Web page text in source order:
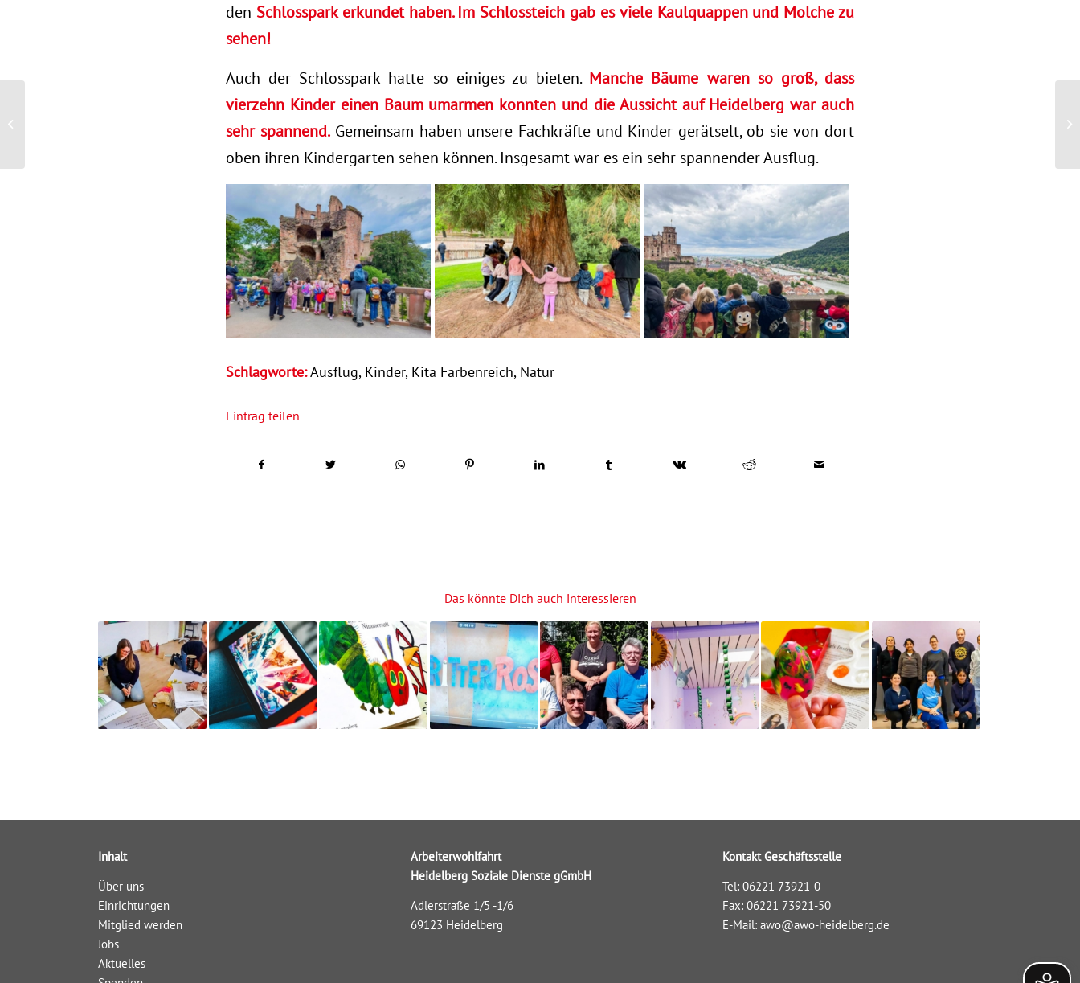
den Schlosspark erkundet haben. Im Schlossteich gab es viele Kaulquappen und Molche zu
sehen!
Auch der Schlosspark hatte so einiges zu bieten. Manche Bäume waren so groß, dass
vierzehn Kinder einen Baum umarmen konnten und die Aussicht auf Heidelberg war auch
sehr spannend.Gemeinsam haben unsere Fachkräfte und Kinder gerätselt, ob sie von dort
oben ihren Kindergarten sehen können. Insgesamt war es ein sehr spannender Ausflug.
Schlagworte:Ausflug, Kinder, Kita Farbenreich, Natur
Eintrag teilen
Das könnte Dich auch interessieren
Inhalt
Über uns
Einrichtungen
Mitglied werden
Jobs
Aktuelles
Arbeiterwohlfahrt
Heidelberg Soziale Dienste gGmbH
Adlerstraße 1/5 -1/6
69123 Heidelberg
Kontakt Geschäftsstelle
Tel: 06221 73921-0
Fax: 06221 73921-50
E-Mail:awo@awo-heidelberg.de